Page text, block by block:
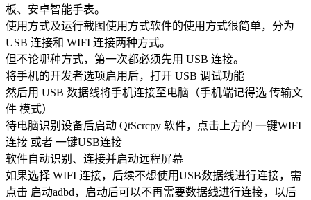
板、安卓智能手表。
使用方式及运行截图使用方式软件的使用方式很简单，分为
USB 连接和 WIFI 连接两种方式。
但不论哪种方式，第一次都必须先用 USB 连接。
将手机的开发者选项启用后，打开 USB 调试功能
然后用 USB 数据线将手机连接至电脑（手机端记得选 传输文
件 模式）
待电脑识别设备后启动 QtScrcpy 软件，点击上方的 一键WIFI
连接 或者 一键USB连接
软件自动识别、连接并启动远程屏幕
如果选择 WIFI 连接，后续不想使用USB数据线进行连接，需
点击 启动adbd，启动后可以不再需要数据线进行连接，以后